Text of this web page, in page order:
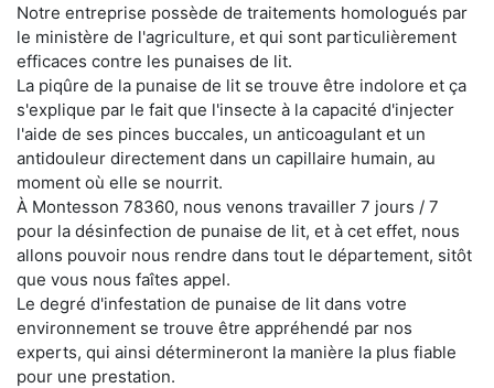
Notre entreprise possède de traitements homologués par
le ministère de l'agriculture, et qui sont particulièrement
efficaces contre les punaises de lit.
La piqûre de la punaise de lit se trouve être indolore et ça
s'explique par le fait que l'insecte à la capacité d'injecter
l'aide de ses pinces buccales, un anticoagulant et un
antidouleur directement dans un capillaire humain, au
moment où elle se nourrit.
À Montesson 78360, nous venons travailler 7 jours / 7
pour la désinfection de punaise de lit, et à cet effet, nous
allons pouvoir nous rendre dans tout le département, sitôt
que vous nous faîtes appel.
Le degré d'infestation de punaise de lit dans votre
environnement se trouve être appréhendé par nos
experts, qui ainsi détermineront la manière la plus fiable
pour une prestation.